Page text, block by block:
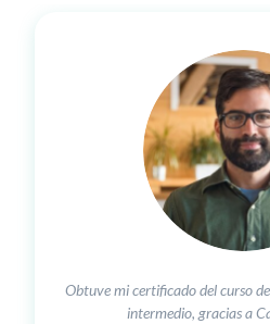
Obtuve mi certificado del curso
intermedio, gracias a